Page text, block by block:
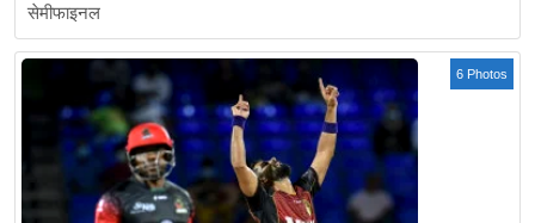
सेमीफाइनल
6 Photos